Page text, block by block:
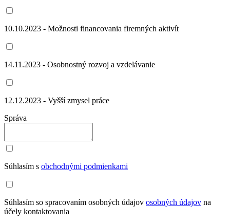
10.10.2023 - Možnosti financovania firemných aktivít
14.11.2023 - Osobnostný rozvoj a vzdelávanie
12.12.2023 - Vyšší zmysel práce
Správa
Súhlasím s obchodnými podmienkami
Súhlasím so spracovaním osobných údajov osobných údajov na
účely kontaktovania